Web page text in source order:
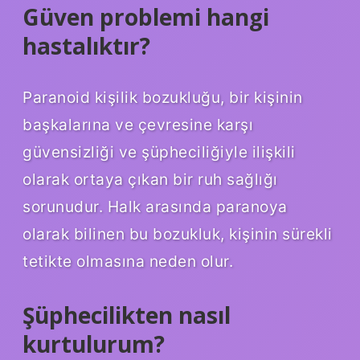
Güven problemi hangi
hastalıktır?
Paranoid kişilik bozukluğu, bir kişinin
başkalarına ve çevresine karşı
güvensizliği ve şüpheciliğiyle ilişkili
olarak ortaya çıkan bir ruh sağlığı
sorunudur. Halk arasında paranoya
olarak bilinen bu bozukluk, kişinin sürekli
tetikte olmasına neden olur.
Şüphecilikten nasıl
kurtulurum?